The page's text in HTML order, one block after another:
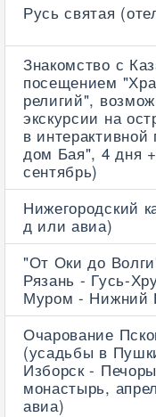
Русь святая
Знакомство с
посещением
религий",
экскурсии на
в
дом Бая", 4 дня
сентябрь)
Нижегородский
д или авиа)
"От Оки до
Рязань - Гусь-
Муром - Нижний
Очарование
(усадьбы в
Изборск -
монастырь,
авиа)